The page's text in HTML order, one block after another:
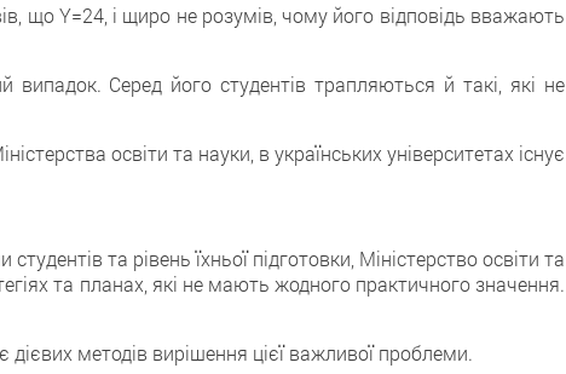
що Y=24, і щиро не розумів, чому його відповідь вважають
Серед його студентів трапляються й такі, які не
освіти та науки, в українських університетах існує
та рівень їхньої підготовки, Міністерство освіти та
та планах, які не мають жодного практичного значення.
методів вирішення цієї важливої проблеми.